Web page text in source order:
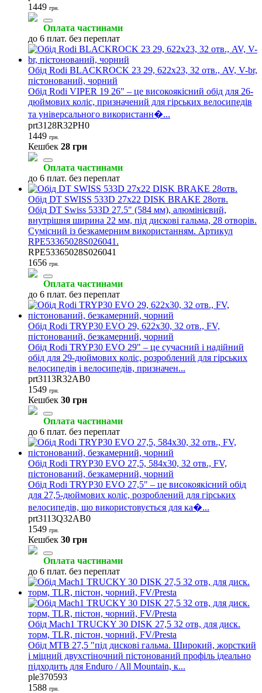
1449 грн.
Оплата частинами
до 6 плат. без переплат
Обід Rodi BLACKROCK 23 29, 622x23, 32 отв., AV, V-br,
пістонований, чорний
Обід Rodi VIPER 19 26" – це високоякісний обід для 26-
дюймових коліс, призначений для гірських велосипедів
та універсального використанн�...
prt3128R32PH0
1449 грн.
Кешбек 28 грн
Оплата частинами
до 6 плат. без переплат
Обід DT SWISS 533D 27x22 DISK BRAKE 28отв.
Обід DT Swiss 533D 27.5" (584 мм), алюмінієвий,
внутрішня ширина 22 мм, під дискові гальма, 28 отворів.
Сумісний із безкамерним використанням. Артикул
RPE53365028S026041.
RPE53365028S026041
1656 грн.
Оплата частинами
до 6 плат. без переплат
Обід Rodi TRYP30 EVO 29, 622x30, 32 отв., FV,
пістонований, безкамерний, чорний
Обід Rodi TRYP30 EVO 29" – це сучасний і надійний
обід для 29-дюймових коліс, розроблений для гірських
велосипедів і велосипедів, призначен...
prt3113R32AB0
1549 грн.
Кешбек 30 грн
Оплата частинами
до 6 плат. без переплат
Обід Rodi TRYP30 EVO 27,5, 584x30, 32 отв., FV,
пістонований, безкамерний, чорний
Обід Rodi TRYP30 EVO 27,5" – це високоякісний обід
для 27,5-дюймових коліс, розроблений для гірських
велосипедів, що використовується для ка�...
prt3113Q32AB0
1549 грн.
Кешбек 30 грн
Оплата частинами
до 6 плат. без переплат
Обід Mach1 TRUCKY 30 DISK 27,5 32 отв, для диск.
торм, TLR, пістон, чорний, FV/Presta
Обід МТВ 27,5 "під дискові гальма. Широкий, жорсткий
і міцний двухстіночний пістонований профіль ідеально
підходить для Enduro / All Mountain, к...
ple370593
1588 грн.